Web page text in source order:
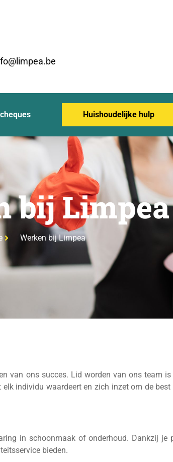
Huishoudelijke hulp
bij Limpea
Werken bij Limpea
van ons succes. Lid worden van ons team is
individu waardeert en zich inzet om de
in schoonmaak of onderhoud. Dankzij je
bieden.